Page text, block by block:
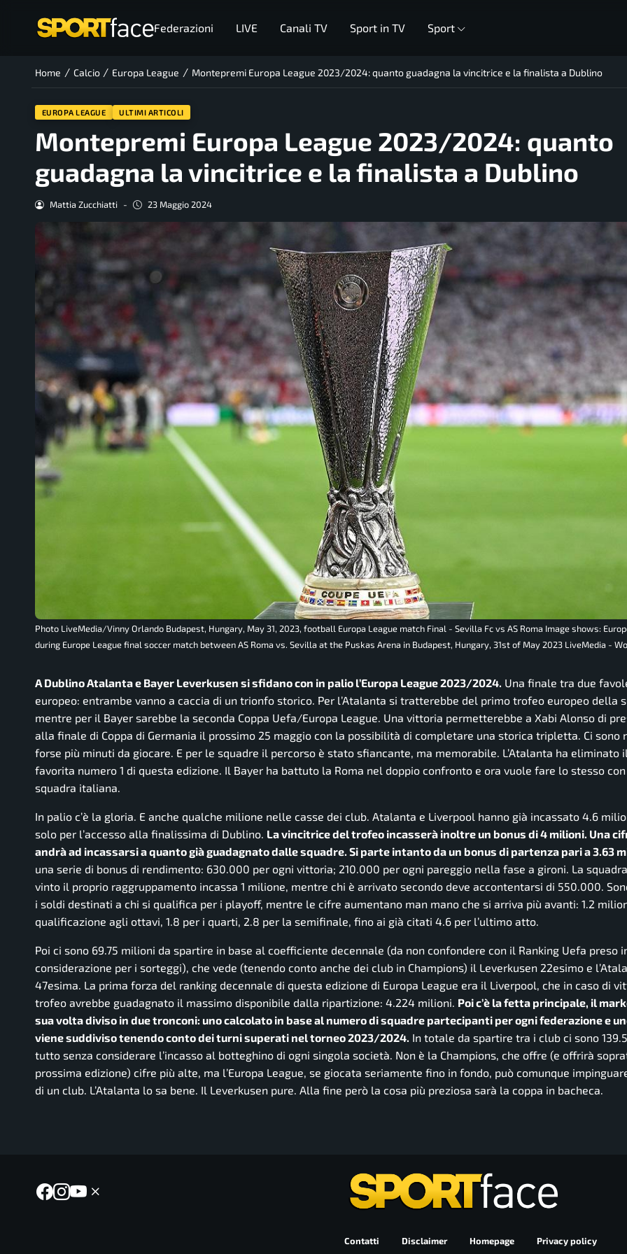
Federazioni LIVE Canali TV Sport in TV Sport
Home / Calcio / Europa League / Montepremi Europa League 2023/2024: quanto guadagna la vincitrice e la finalista a Dublino
EUROPA LEAGUE ULTIMI ARTICOLI
Montepremi Europa League 2023/2024: quanto
guadagna la vincitrice e la finalista a Dublino
Mattia Zucchiatti - 23 Maggio 2024
Photo LiveMedia/Vinny Orlando Budapest, Hungary, May 31, 2023, football Europa League match Final - Sevilla Fc vs AS Roma Image shows:
during Europe League final soccer match between AS Roma vs. Sevilla at the Puskas Arena in Budapest, Hungary, 31st of May 2023 LiveMedia -
A Dublino Atalanta e Bayer Leverkusen si sfidano con in palio l’Europa League 2023/2024. Una finale tra due
europeo: entrambe vanno a caccia di un trionfo storico. Per l’Atalanta si tratterebbe del primo trofeo europeo della
mentre per il Bayer sarebbe la seconda Coppa Uefa/Europa League. Una vittoria permetterebbe a Xabi Alonso di
alla finale di Coppa di Germania il prossimo 25 maggio con la possibilità di completare una storica tripletta. Ci sono
forse più minuti da giocare. E per le squadre il percorso è stato sfiancante, ma memorabile. L’Atalanta ha eliminato
favorita numero 1 di questa edizione. Il Bayer ha battuto la Roma nel doppio confronto e ora vuole fare lo stesso con
squadra italiana.
In palio c’è la gloria. E anche qualche milione nelle casse dei club. Atalanta e Liverpool hanno già incassato 4.6
solo per l’accesso alla finalissima di Dublino. La vincitrice del trofeo incasserà inoltre un bonus di 4 milioni. Una
andrà ad incassarsi a quanto già guadagnato dalle squadre. Si parte intanto da un bonus di partenza pari a 3.63
una serie di bonus di rendimento: 630.000 per ogni vittoria; 210.000 per ogni pareggio nella fase a gironi. La
vinto il proprio raggruppamento incassa 1 milione, mentre chi è arrivato secondo deve accontentarsi di 550.000.
i soldi destinati a chi si qualifica per i playoff, mentre le cifre aumentano man mano che si arriva più avanti: 1.2
qualificazione agli ottavi, 1.8 per i quarti, 2.8 per la semifinale, fino ai già citati 4.6 per l’ultimo atto.
Poi ci sono 69.75 milioni da spartire in base al coefficiente decennale (da non confondere con il Ranking Uefa preso
considerazione per i sorteggi), che vede (tenendo conto anche dei club in Champions) il Leverkusen 22esimo e
47esima. La prima forza del ranking decennale di questa edizione di Europa League era il Liverpool, che in caso di
trofeo avrebbe guadagnato il massimo disponibile dalla ripartizione: 4.224 milioni. Poi c’è la fetta principale, il
sua volta diviso in due tronconi: uno calcolato in base al numero di squadre partecipanti per ogni federazione e
viene suddiviso tenendo conto dei turni superati nel torneo 2023/2024. In totale da spartire tra i club ci sono
tutto senza considerare l’incasso al botteghino di ogni singola società. Non è la Champions, che offre (e offrirà
prossima edizione) cifre più alte, ma l’Europa League, se giocata seriamente fino in fondo, può comunque
di un club. L’Atalanta lo sa bene. Il Leverkusen pure. Alla fine però la cosa più preziosa sarà la coppa in bacheca.
Contatti Disclaimer Homepage
Privacy policy